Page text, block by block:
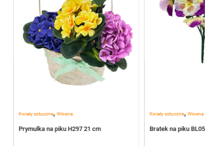
Kwiaty sztuczne, Wiosna
Prymulka na piku H297 21 cm
Kwiaty sztuczne,Wiosna
Bratek na piku BL055/